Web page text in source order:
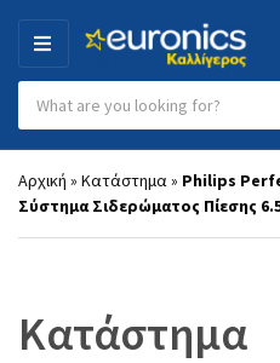
MENU
Category name
Αρχική » Κατάστημα» Philips
Σύστημα Σιδερώματος Πίεσης
Κατάστημα